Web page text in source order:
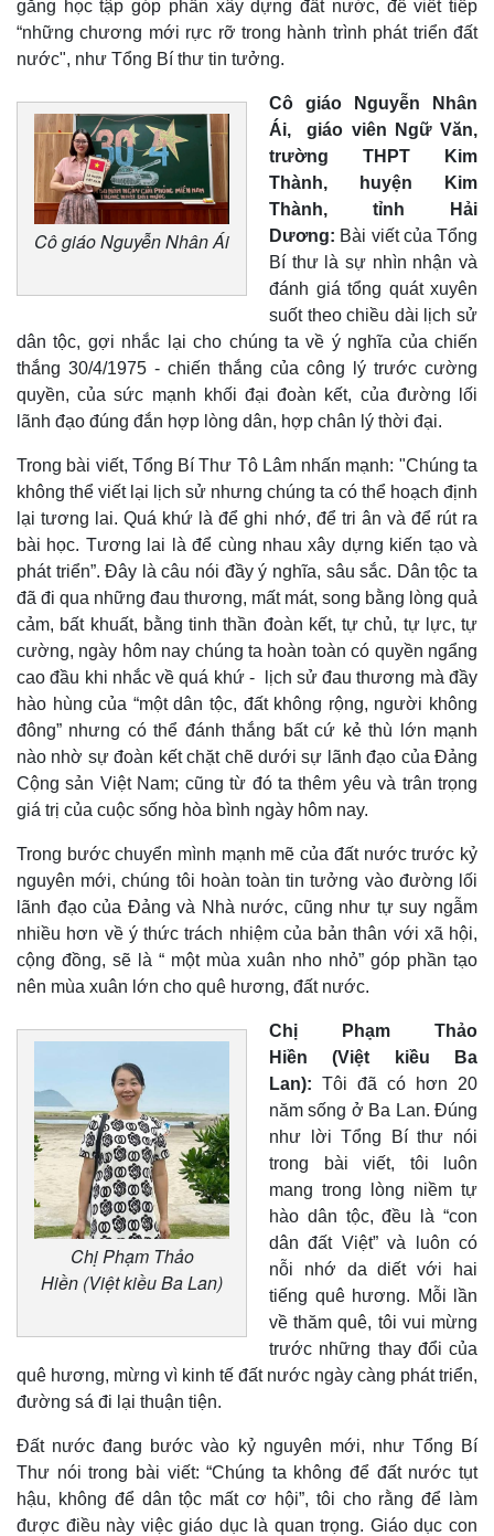
Doanh nghiệp
Thông tin doanh nghiệp
Doanh nghiệp 24h
Doanh nhân
Vì cộng đồng
Công nghệ
Sành điệu
Tin Công nghệ
Trải nghiệm
Chuyển đổi số
Cây thuốc
Sản phụ khoa
Nam khoa
Làm đẹp - giảm cân
Phòng mạch online
Ăn sạch sống khỏe
Đời sống
Nhà đẹp
Blog
gắng học tập góp phần xây dựng đất nước, để viết tiếp
“những chương mới rực rỡ trong hành trình phát triển đất
nước", như Tổng Bí thư tin tưởng.
Cô giáo Nguyễn Nhân Ái
Cô giáo Nguyễn Nhân
Ái, giáo viên Ngữ Văn,
trường THPT Kim
Thành, huyện Kim
Thành, tỉnh Hải
Dương: Bài viết của Tổng
Bí thư là sự nhìn nhận và
đánh giá tổng quát xuyên
suốt theo chiều dài lịch sử
dân tộc, gợi nhắc lại cho chúng ta về ý nghĩa của chiến
thắng 30/4/1975 - chiến thắng của công lý trước cường
quyền, của sức mạnh khối đại đoàn kết, của đường lối
lãnh đạo đúng đắn hợp lòng dân, hợp chân lý thời đại.
Trong bài viết, Tổng Bí Thư Tô Lâm nhấn mạnh: "Chúng ta
không thể viết lại lịch sử nhưng chúng ta có thể hoạch định
lại tương lai. Quá khứ là để ghi nhớ, để tri ân và để rút ra
bài học. Tương lai là để cùng nhau xây dựng kiến tạo và
phát triển”. Đây là câu nói đầy ý nghĩa, sâu sắc. Dân tộc ta
đã đi qua những đau thương, mất mát, song bằng lòng quả
cảm, bất khuất, bằng tinh thần đoàn kết, tự chủ, tự lực, tự
cường, ngày hôm nay chúng ta hoàn toàn có quyền ngẩng
cao đầu khi nhắc về quá khứ - lịch sử đau thương mà đầy
hào hùng của “một dân tộc, đất không rộng, người không
đông” nhưng có thể đánh thắng bất cứ kẻ thù lớn mạnh
nào nhờ sự đoàn kết chặt chẽ dưới sự lãnh đạo của Đảng
Cộng sản Việt Nam; cũng từ đó ta thêm yêu và trân trọng
giá trị của cuộc sống hòa bình ngày hôm nay.
Trong bước chuyển mình mạnh mẽ của đất nước trước kỷ
nguyên mới, chúng tôi hoàn toàn tin tưởng vào đường lối
lãnh đạo của Đảng và Nhà nước, cũng như tự suy ngẫm
nhiều hơn về ý thức trách nhiệm của bản thân với xã hội,
cộng đồng, sẽ là “ một mùa xuân nho nhỏ” góp phần tạo
nên mùa xuân lớn cho quê hương, đất nước.
Chị Phạm Thảo
Hiền (Việt kiều Ba Lan)
Chị Phạm Thảo
Hiền (Việt kiều Ba
Lan): Tôi đã có hơn 20
năm sống ở Ba Lan. Đúng
như lời Tổng Bí thư nói
trong bài viết, tôi luôn
mang trong lòng niềm tự
hào dân tộc, đều là “con
dân đất Việt” và luôn có
nỗi nhớ da diết với hai
tiếng quê hương. Mỗi lần
về thăm quê, tôi vui mừng
trước những thay đổi của
quê hương, mừng vì kinh tế đất nước ngày càng phát triển,
đường sá đi lại thuận tiện.
Đất nước đang bước vào kỷ nguyên mới, như Tổng Bí
Thư nói trong bài viết: “Chúng ta không để đất nước tụt
hậu, không để dân tộc mất cơ hội”, tôi cho rằng để làm
được điều này việc giáo dục là quan trọng. Giáo dục con